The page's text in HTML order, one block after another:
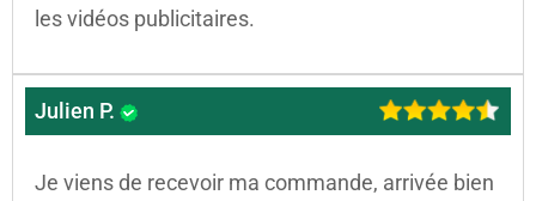
les vidéos publicitaires.
Julien P.
Je viens de recevoir ma commande, arrivée bien